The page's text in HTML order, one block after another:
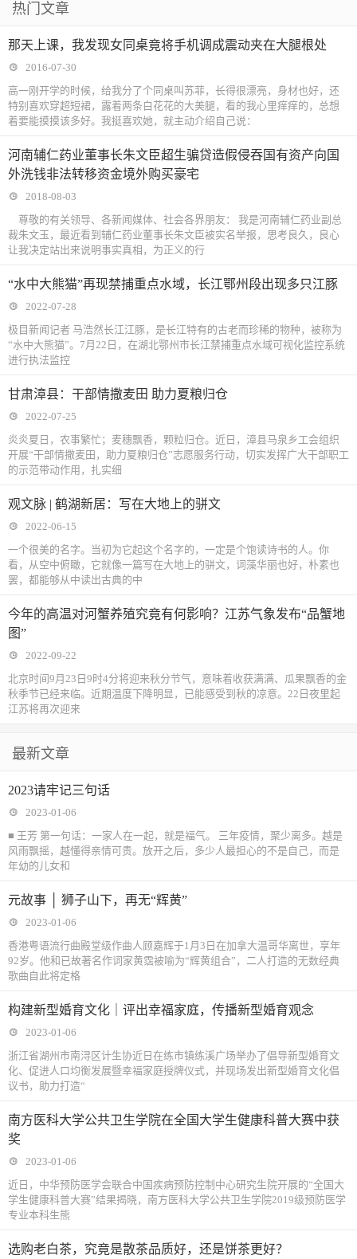
热门文章
那天上课，我发现女同桌竟将手机调成震动夹在大腿根处
2016-07-30
高一刚开学的时候，给我分了个同桌叫苏菲，长得很漂亮，身材也好，还
特别喜欢穿超短裙，露着两条白花花的大美腿，看的我心里痒痒的，总想
着要能摸摸该多好。我挺喜欢她，就主动介绍自己说：
河南辅仁药业董事长朱文臣超生骗贷造假侵吞国有资产向国
外洗钱非法转移资金境外购买豪宅
2018-08-03
尊敬的有关领导、各新闻媒体、社会各界朋友： 我是河南辅仁药业副总
裁朱文玉，最近看到辅仁药业董事长朱文臣被实名举报，思考良久，良心
让我决定站出来说明事实真相，为正义的行
“水中大熊猫”再现禁捕重点水域，长江鄂州段出现多只江豚
2022-07-28
极目新闻记者 马浩然长江江豚，是长江特有的古老而珍稀的物种，被称为
“水中大熊猫”。7月22日，在湖北鄂州市长江禁捕重点水域可视化监控系统
进行执法监控
甘肃漳县：干部情撒麦田 助力夏粮归仓
2022-07-25
炎炎夏日，农事繁忙；麦穗飘香，颗粒归仓。近日，漳县马泉乡工会组织
开展“干部情撒麦田，助力夏粮归仓”志愿服务行动，切实发挥广大干部职工
的示范带动作用，扎实细
观文脉 | 鹤湖新居：写在大地上的骈文
2022-06-15
一个很美的名字。当初为它起这个名字的，一定是个饱读诗书的人。你
看，从空中俯瞰，它就像一篇写在大地上的骈文，词藻华丽也好，朴素也
罢，都能够从中读出古典的中
今年的高温对河蟹养殖究竟有何影响？江苏气象发布“品蟹地
图”
2022-09-22
北京时间9月23日9时4分将迎来秋分节气，意味着收获满满、瓜果飘香的金
秋季节已经来临。近期温度下降明显，已能感受到秋的凉意。22日夜里起
江苏将再次迎来
最新文章
2023请牢记三句话
2023-01-06
■ 王芳 第一句话：一家人在一起，就是福气。 三年疫情，聚少离多。越是
风雨飘摇，越懂得亲情可贵。放开之后，多少人最担心的不是自己，而是
年幼的儿女和
元故事 │ 狮子山下，再无“辉黄”
2023-01-06
香港粤语流行曲殿堂级作曲人顾嘉辉于1月3日在加拿大温哥华离世，享年
92岁。他和已故著名作词家黄霑被喻为“辉黄组合”，二人打造的无数经典
歌曲自此将定格
构建新型婚育文化｜评出幸福家庭，传播新型婚育观念
2023-01-06
浙江省湖州市南浔区计生协近日在练市镇练溪广场举办了倡导新型婚育文
化、促进人口均衡发展暨幸福家庭授牌仪式，并现场发出新型婚育文化倡
议书，助力打造“
南方医科大学公共卫生学院在全国大学生健康科普大赛中获
奖
2023-01-06
近日，中华预防医学会联合中国疾病预防控制中心研究生院开展的“全国大
学生健康科普大赛”结果揭晓，南方医科大学公共卫生学院2019级预防医学
专业本科生熊
选购老白茶，究竟是散茶品质好，还是饼茶更好？